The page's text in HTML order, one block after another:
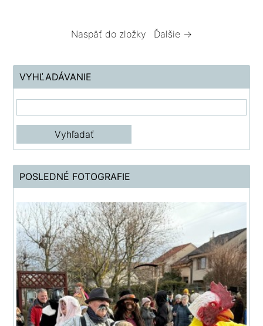
Naspäť do zložky Ďalšie →
VYHĽADÁVANIE
POSLEDNÉ FOTOGRAFIE